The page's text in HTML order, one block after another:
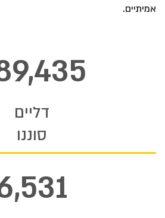
אמיתיים.
דליים
סוננו